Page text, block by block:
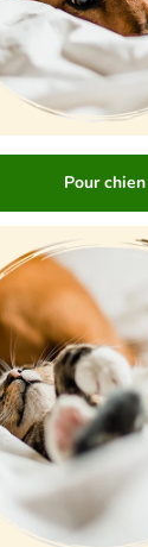
Pour chien